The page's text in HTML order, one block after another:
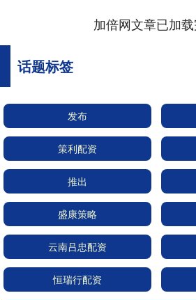
加倍网文章已加
话题标签
发布
策利配资
推出
盛康策略
云南吕忠配资
恒瑞行配资